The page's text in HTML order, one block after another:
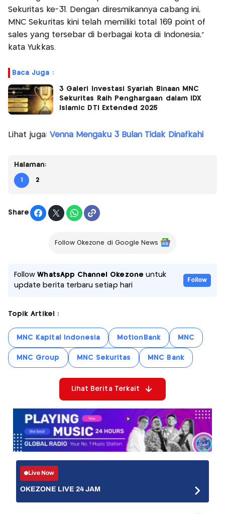
Sekuritas ke-31. Dengan diresmikannya cabang ini,
MNC Sekuritas kini telah memiliki total 169 point of
sales yang tersebar di berbagai kota di Indonesia,”
kata Yukkas.
Baca Juga :
3 Galeri Investasi Syariah Binaan MNC
Sekuritas Raih Penghargaan dalam IDX
Islamic DTI Extended 2025
Lihat juga: Venna Mengaku 3 Bulan Tidak Dinafkahi
Halaman:
1 2
Share
Follow Okezone di Google News
FollowWhatsApp Channel Okezone untuk
update berita terbaru setiap hari
Follow
Topik Artikel :
MNC Kapital Indonesia MotionBank MNC
MNC Group MNC Sekuritas MNC Bank
Lihat Berita Terkait
Live Now
OKEZONE LIVE 24 JAM